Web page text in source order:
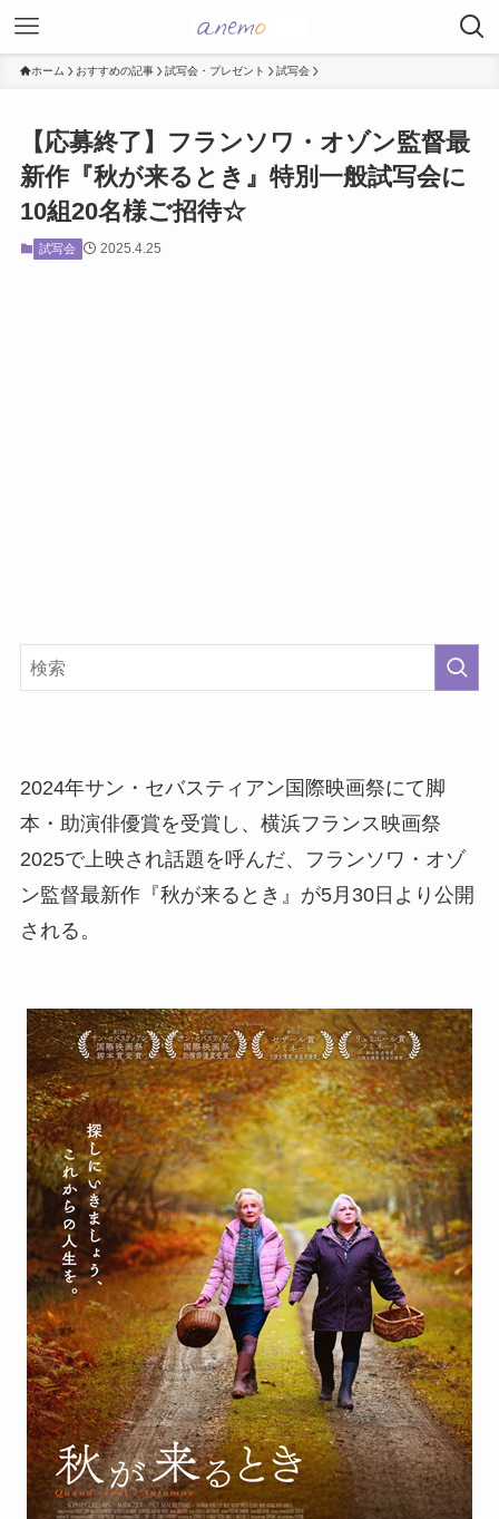
ホーム おすすめの記事 試写会・プレゼント 試写会
【応募終了】フランソワ・オゾン監督最
新作『秋が来るとき』特別一般試写会に
10組20名様ご招待☆
試写会 2025.4.25
2024年サン・セバスティアン国際映画祭にて脚
本・助演俳優賞を受賞し、横浜フランス映画祭
2025で上映され話題を呼んだ、フランソワ・オゾ
ン監督最新作『秋が来るとき』が5月30日より公開
される。